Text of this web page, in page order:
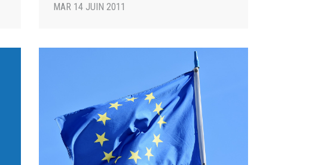
MAR 14 JUIN 2011